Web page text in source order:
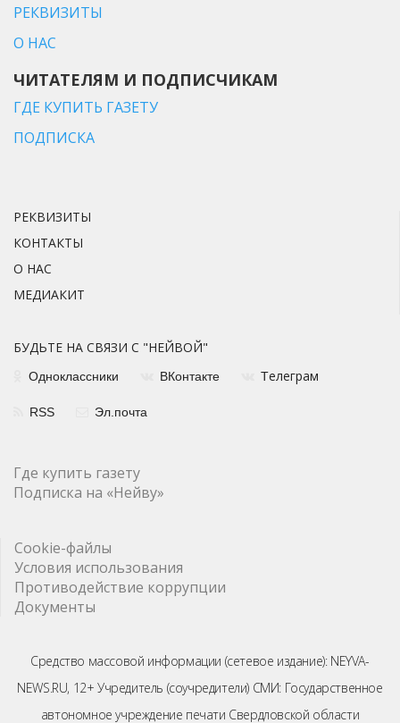
РЕКВИЗИТЫ
О НАС
ЧИТАТЕЛЯМ И ПОДПИСЧИКАМ
ГДЕ КУПИТЬ ГАЗЕТУ
ПОДПИСКА
РЕКВИЗИТЫ
КОНТАКТЫ
О НАС
МЕДИАКИТ
БУДЬТЕ НА СВЯЗИ С "НЕЙВОЙ"
Одноклассники ВКонтакте Телеграм
RSS Эл.почта
Где купить газету
Подписка на «Нейву»
Cookie-файлы
Условия использования
Противодействие коррупции
Документы
Средство массовой информации (сетевое издание): NEYVA-
NEWS.RU, 12+ Учредитель (соучредители) СМИ: Государственное
автономное учреждение печати Свердловской области